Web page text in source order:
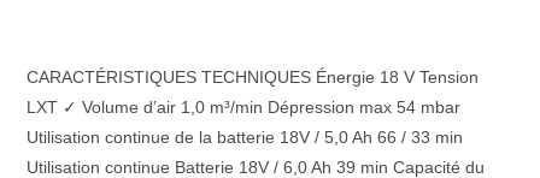
CARACTÉRISTIQUES TECHNIQUES Énergie 18 V Tension
LXT ✓ Volume d’air 1,0 m³/min Dépression max 54 mbar
Utilisation continue de la batterie 18V / 5,0 Ah 66 / 33 min
Utilisation continue Batterie 18V / 6,0 Ah 39 min Capacité du